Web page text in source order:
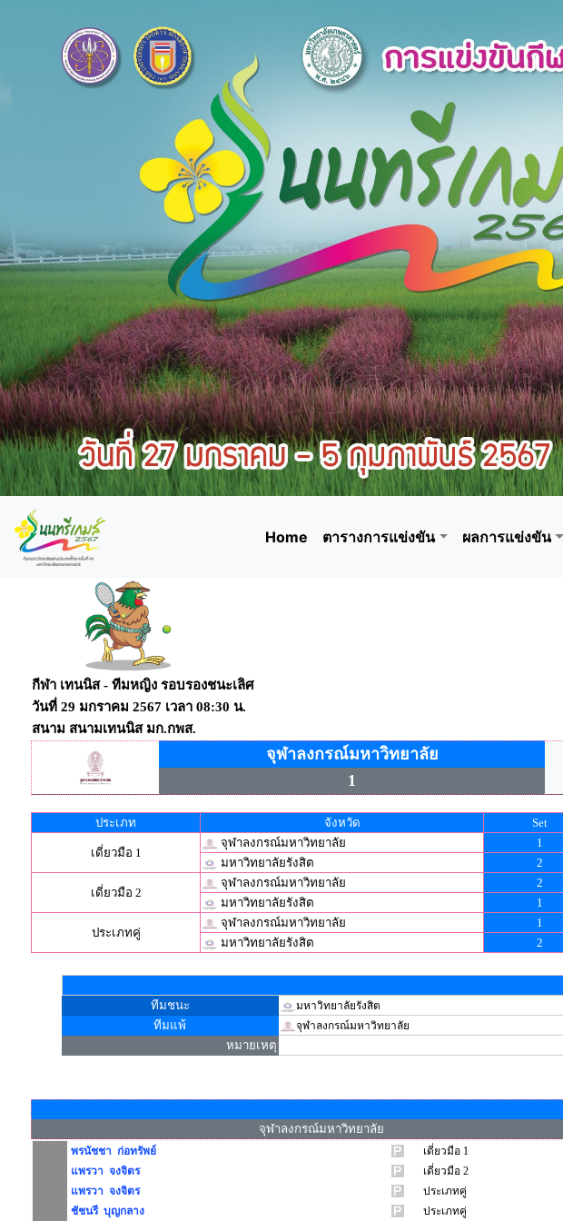
Home ตารางการแข่งขัน ผลการแข่งขัน
กีฬา เทนนิส - ทีมหญิง รอบรองชนะเลิศ
วันที่ 29 มกราคม 2567 เวลา 08:30 น.
สนาม สนามเทนนิส มก.กพส.
จุฬาลงกรณ์มหาวิทยาลัย
1
ประเภท จังหวัด Set
เดี่ยวมือ 1
จุฬาลงกรณ์มหาวิทยาลัย 1
มหาวิทยาลัยรังสิต 2
เดี่ยวมือ 2
จุฬาลงกรณ์มหาวิทยาลัย 2
มหาวิทยาลัยรังสิต 1
ประเภทคู่
จุฬาลงกรณ์มหาวิทยาลัย 1
มหาวิทยาลัยรังสิต 2
ทีมชนะ
มหาวิทยาลัยรังสิต
ทีมแพ้
จุฬาลงกรณ์มหาวิทยาลัย
หมายเหตุ
จุฬาลงกรณ์มหาวิทยาลัย
พรนัชชา ก่อทรัพย์
เดี่ยวมือ 1
แพรวา จงจิตร
เดี่ยวมือ 2
แพรวา จงจิตร
ประเภทคู่
ชัชนรี บุญกลาง
ประเภทคู่